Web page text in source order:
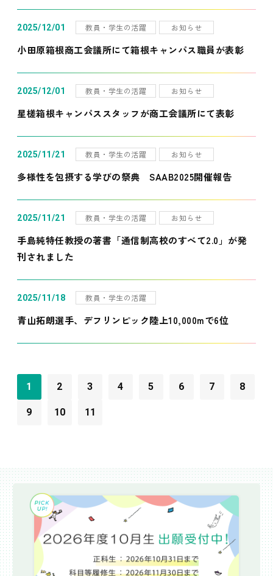
2025/12/01 教員・学生の活躍 お知らせ
小田原箱根商工会議所にて箱根キャンパス職員が表彰
2025/12/01 教員・学生の活躍 お知らせ
星槎箱根キャンパススタッフが商工会議所にて表彰
2025/11/21 教員・学生の活躍 お知らせ
多様性を包摂する学びの祭典 SAAB2025開催報告
2025/11/21 教員・学生の活躍 お知らせ
手島純特任教授の著書「通信制高校のすべて2.0」が発
刊されました
2025/11/18 教員・学生の活躍
青山拓朗選手、デフリンピック陸上10,000mで6位
1 2 3 4 5 6 7 8
9 10 11